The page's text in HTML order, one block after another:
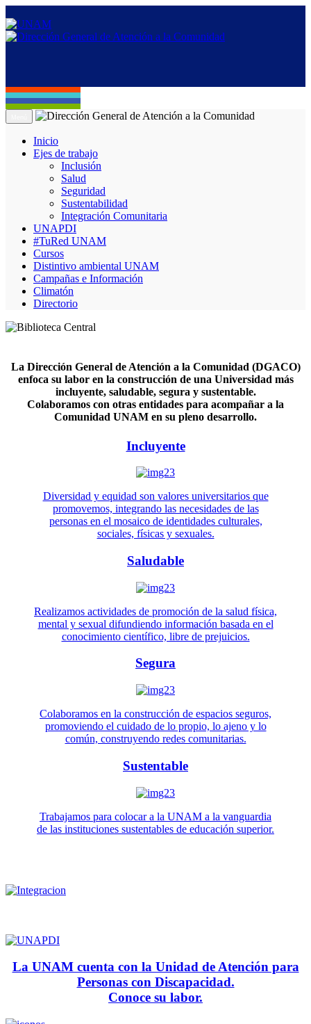
Inicio
Ejes de trabajo
Inclusión
Salud
Seguridad
Sustentabilidad
Integración Comunitaria
UNAPDI
#TuRed UNAM
Cursos
Distintivo ambiental UNAM
Campañas e Información
Climatón
Directorio
La Dirección General de Atención a la Comunidad (DGACO)
enfoca su labor en la construcción de una Universidad más
incluyente, saludable, segura y sustentable.
Colaboramos con otras entidades para acompañar a la
Comunidad UNAM en su pleno desarrollo.
Incluyente
Diversidad y equidad son valores universitarios que
promovemos, integrando las necesidades de las
personas en el mosaico de identidades culturales,
sociales, físicas y sexuales.
Saludable
Realizamos actividades de promoción de la salud física,
mental y sexual difundiendo información basada en el
conocimiento científico, libre de prejuicios.
Segura
Colaboramos en la construcción de espacios seguros,
promoviendo el cuidado de lo propio, lo ajeno y lo
común, construyendo redes comunitarias.
Sustentable
Trabajamos para colocar a la UNAM a la vanguardia
de las instituciones sustentables de educación superior.
La UNAM cuenta con la Unidad de Atención para
Personas con Discapacidad.
Conoce su labor.